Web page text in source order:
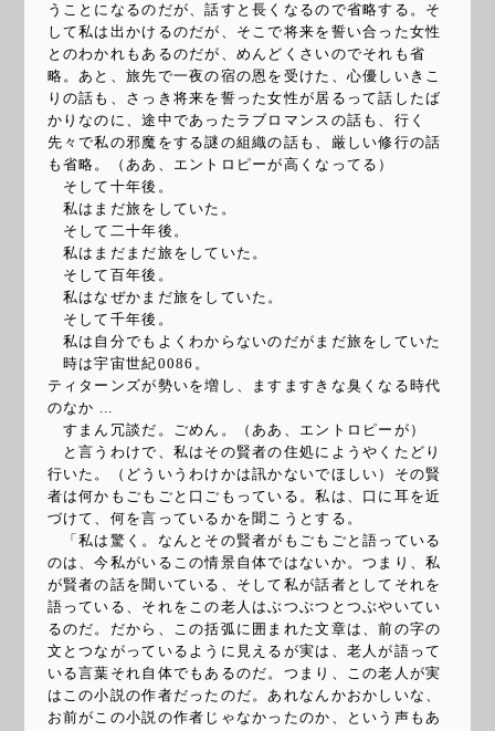
うことになるのだが、話すと長くなるので省略する。そ
して私は出かけるのだが、そこで将来を誓い合った女性
とのわかれもあるのだが、めんどくさいのでそれも省
略。あと、旅先で一夜の宿の恩を受けた、心優しいきこ
りの話も、さっき将来を誓った女性が居るって話したば
かりなのに、途中であったラブロマンスの話も、行く
先々で私の邪魔をする謎の組織の話も、厳しい修行の話
も省略。（ああ、エントロピーが高くなってる）
そして十年後。
私はまだ旅をしていた。
そして二十年後。
私はまだまだ旅をしていた。
そして百年後。
私はなぜかまだ旅をしていた。
そして千年後。
私は自分でもよくわからないのだがまだ旅をしていた
時は宇宙世紀0086。
ティターンズが勢いを増し、ますますきな臭くなる時代
のなか ...
すまん冗談だ。ごめん。（ああ、エントロピーが）
と言うわけで、私はその賢者の住処にようやくたどり
行いた。（どういうわけかは訊かないでほしい）その賢
者は何かもごもごと口ごもっている。私は、口に耳を近
づけて、何を言っているかを聞こうとする。
「私は驚く。なんとその賢者がもごもごと語っている
のは、今私がいるこの情景自体ではないか。つまり、私
が賢者の話を聞いている、そして私が話者としてそれを
語っている、それをこの老人はぶつぶつとつぶやいてい
るのだ。だから、この括弧に囲まれた文章は、前の字の
文とつながっているように見えるが実は、老人が語って
いる言葉それ自体でもあるのだ。つまり、この老人が実
はこの小説の作者だったのだ。あれなんかおかしいな、
お前がこの小説の作者じゃなかったのか、という声もあ